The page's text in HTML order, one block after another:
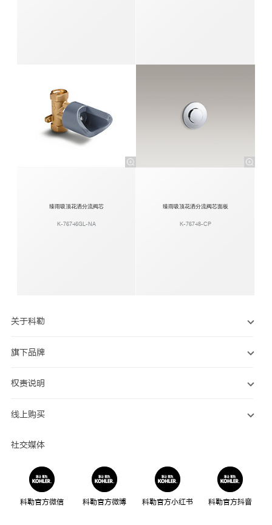
臻雨吸顶花洒分流阀芯
K-76746GL-NA
臻雨吸顶花洒分流阀芯面板
K-76748-CP
关于科勒
旗下品牌
权责说明
线上购买
社交媒体
科勒官方微信 科勒官方微博 科勒官方小红书 科勒官方抖音